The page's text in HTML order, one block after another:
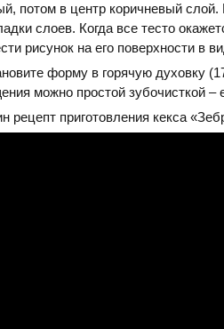
потом в центр коричневый
слоев. Когда все тесто
рисунок на его поверхности в
форму в горячую духовку
можно простой зубочисткой –
рецепт приготовления кекса